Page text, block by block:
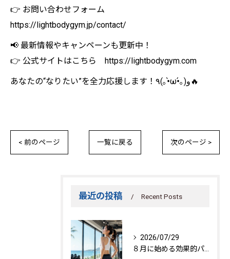
👉 お問い合わせフォーム
https://lightbodygym.jp/contact/
📢 最新情報やキャンペーンも更新中！
👉 公式サイトはこちら https://lightbodygym.com
あなたの“なりたい”を全力応援します！٩(｡•̀ω•́｡)و🔥
< 前のページ 一覧に戻る 次のページ >
最近の投稿 Recent Posts
2026/07/29
８月に始める効果的パーソナルトレーニング